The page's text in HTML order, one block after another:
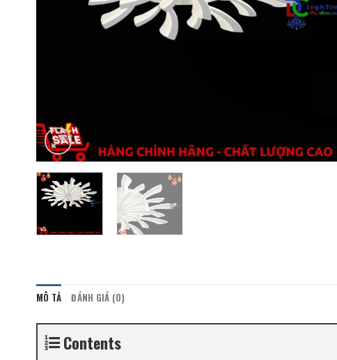
MÔ TẢ ĐÁNH GIÁ (0)
Contents